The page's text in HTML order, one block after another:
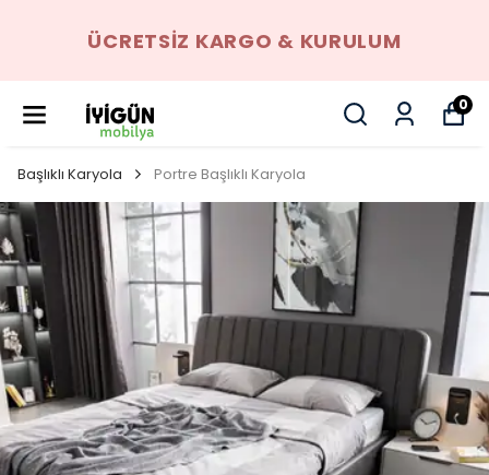
ÜCRETSIZ KARGO & KURULUM
0
Başlıklı Karyola Portre Başlıklı Karyola